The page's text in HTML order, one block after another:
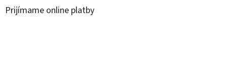
Prijímame online platby